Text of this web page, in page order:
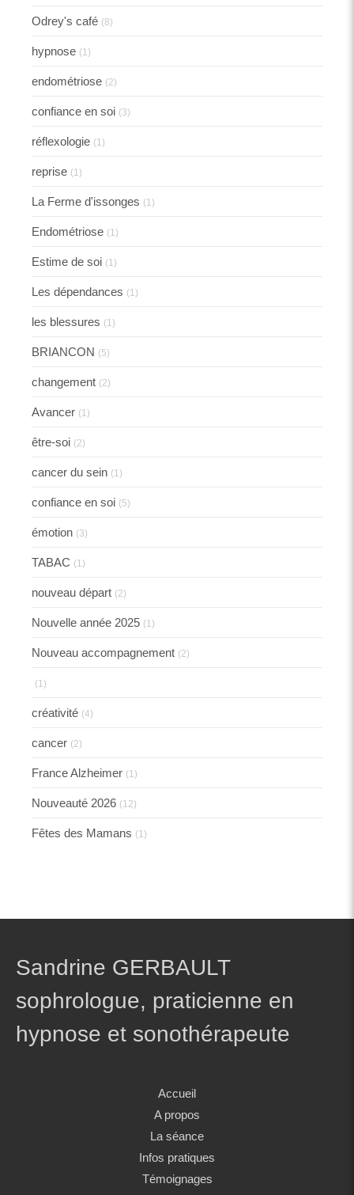
Odrey's café (8)
hypnose (1)
endométriose (2)
confiance en soi (3)
réflexologie (1)
reprise (1)
La Ferme d'issonges (1)
Endométriose (1)
Estime de soi (1)
Les dépendances (1)
les blessures (1)
BRIANCON (5)
changement (2)
Avancer (1)
être-soi (2)
cancer du sein (1)
confiance en soi (5)
émotion (3)
TABAC (1)
nouveau départ (2)
Nouvelle année 2025 (1)
Nouveau accompagnement (2)
(1)
créativité (4)
cancer (2)
France Alzheimer (1)
Nouveauté 2026 (12)
Fêtes des Mamans (1)
Sandrine GERBAULT
sophrologue, praticienne en
hypnose et sonothérapeute
Accueil
A propos
La séance
Infos pratiques
Témoignages